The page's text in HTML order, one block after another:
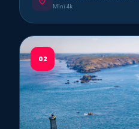
Mini 4k
02